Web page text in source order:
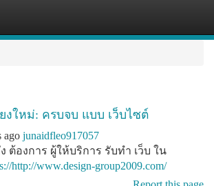
งใหม่: ครบจบ แบบ เว็บไซต์
ago junaidfleo917057
องการ ผู้ให้บริการ รับทำ เว็บ ใน
http://www.design-group2009.com/